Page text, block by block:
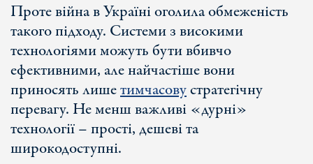
Проте війна в Україні оголила обмеженість
такого підходу. Системи з високими
технологіями можуть бути вбивчо
ефективними, але найчастіше вони
приносять лишетимчасовустратегічну
перевагу. Не менш важливі «дурні»
технології – прості, дешеві та
широкодоступні.